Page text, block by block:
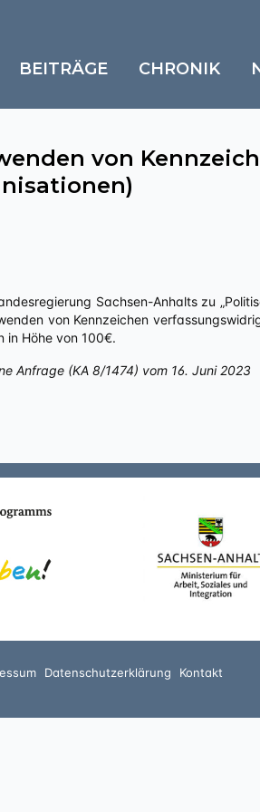
BEITRÄGE CHRONIK
von
Sachsen-Anhalts zu
von Kennzeichen
in Höhe von 100€.
Anfrage (KA 8/1474) vom 16. Juni 2023
Datenschutzerklärung Kontakt